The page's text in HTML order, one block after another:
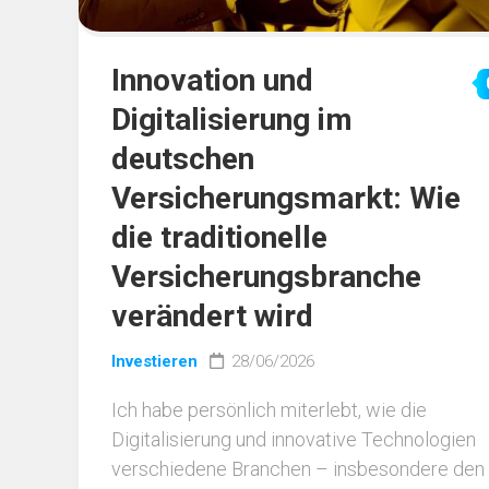
Innovation und
Digitalisierung im
deutschen
Versicherungsmarkt: Wie
die traditionelle
Versicherungsbranche
verändert wird
Investieren 28/06/2026
Ich habe persönlich miterlebt, wie die
Digitalisierung und innovative Technologien
verschiedene Branchen – insbesondere den